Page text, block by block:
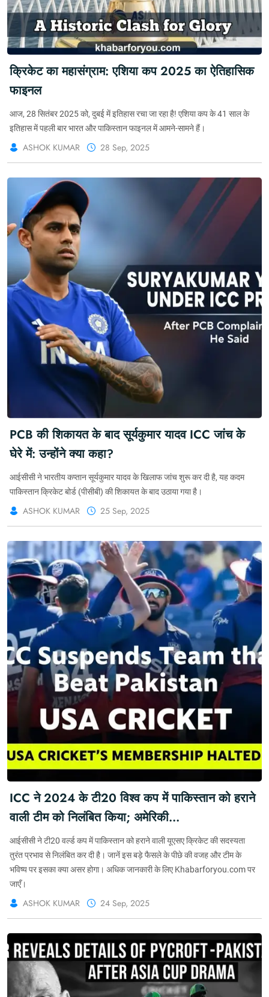
क्रिकेट का महासंग्राम: एशिया कप 2025 का ऐतिहासिक
फाइनल
आज, 28 सितंबर 2025 को, दुबई में इतिहास रचा जा रहा है! एशिया कप के 41 साल के
इतिहास में पहली बार भारत और पाकिस्तान फाइनल में आमने-सामने हैं।
ASHOK KUMAR 28 Sep, 2025
PCB की शिकायत के बाद सूर्यकुमार यादव ICC जांच के
घेरे में: उन्होंने क्या कहा?
आईसीसी ने भारतीय कप्तान सूर्यकुमार यादव के खिलाफ जांच शुरू कर दी है, यह कदम
पाकिस्तान क्रिकेट बोर्ड (पीसीबी) की शिकायत के बाद उठाया गया है।
ASHOK KUMAR 25 Sep, 2025
ICC ने 2024 के टी20 विश्व कप में पाकिस्तान को हराने
वाली टीम को निलंबित किया; अमेरिकी
क्रिकेट की सदस्यता रद्द
आईसीसी ने टी20 वर्ल्ड कप में पाकिस्तान को हराने वाली यूएसए क्रिकेट की सदस्यता
तुरंत प्रभाव से निलंबित कर दी है। जानें इस बड़े फैसले के पीछे की वजह और टीम के
भविष्य पर इसका क्या असर होगा। अधिक जानकारी के लिए Khabarforyou.com पर
जाएँ।
ASHOK KUMAR 24 Sep, 2025